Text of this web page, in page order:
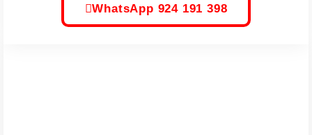
WhatsApp 924 191 398